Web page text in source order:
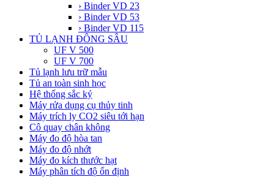
› Binder VD 23
› Binder VD 53
› Binder VD 115
TỦ LẠNH ĐÔNG SÂU
UF V 500
UF V 700
Tủ lạnh lưu trữ mẫu
Tủ an toàn sinh học
Hệ thống sắc ký
Máy rửa dụng cụ thủy tinh
Máy trích ly CO2 siêu tới hạn
Cô quay chân không
Máy đo độ hòa tan
Máy đo độ nhớt
Máy đo kích thước hạt
Máy phân tích độ ổn định